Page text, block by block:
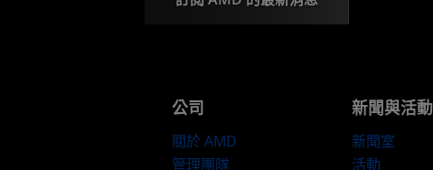
公司
關於 AMD
管理團隊
新聞與活動
新聞室
活動